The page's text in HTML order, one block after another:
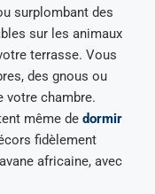
surplombant des
sur les animaux
terrasse. Vous
des gnous ou
votre chambre.
même de dormir
fidèlement
africaine, avec